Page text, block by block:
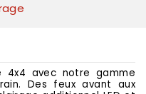
4x4 avec notre gamme
Des feux avant aux